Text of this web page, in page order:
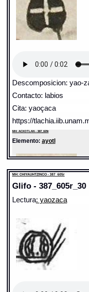
Descomposicion: yao-
Contacto: labios
Cita: yaoçaca
https://
MH: ACXOTLAN - 387_629r
Elemento: ayotl
Sentido: tortuga
Valor fonético: yao
MH: CHIYAUHTZINCO - 387_605r
Glifo - 387_605r_30
Lectura: yaozaca